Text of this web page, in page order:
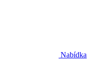
Nabídka